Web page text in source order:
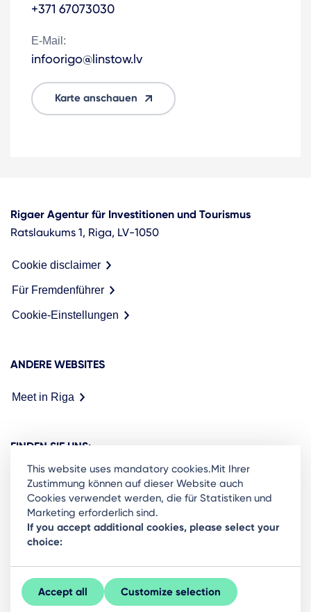
+371 67073030
E-Mail:
infoorigo@linstow.lv
Karte anschauen
Rigaer Agentur für Investitionen und Tourismus
Ratslaukums 1, Riga, LV-1050
Cookie disclaimer
Für Fremdenführer
Cookie-Einstellungen
ANDERE WEBSITES
Meet in Riga
FINDEN SIE UNS:
Ready to stay in the loop on Rigas business
community? Subscribe to our newsletter.
Sign Up
This website uses mandatory cookies.Mit Ihrer
Zustimmung können auf dieser Website auch
Cookies verwendet werden, die für Statistiken und
Marketing erforderlich sind.
If you accept additional cookies, please select your
choice:
Accept all Customize selection